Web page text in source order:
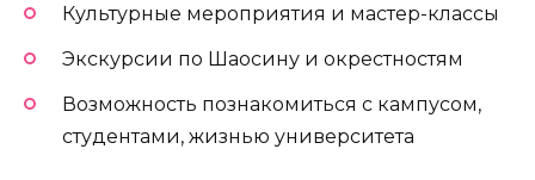
Культурные мероприятия и мастер-классы
Экскурсии по Шаосину и окрестностям
Возможность познакомиться с кампусом,
студентами, жизнью университета